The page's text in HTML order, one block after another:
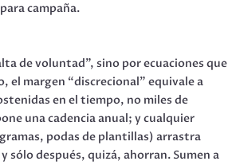
campaña.
de voluntad”, sino por ecuaciones que
el margen “discrecional” equivale a
en el tiempo, no miles de
una cadencia anual; y cualquier
podas de plantillas) arrastra
sólo después, quizá, ahorran. Sumen a